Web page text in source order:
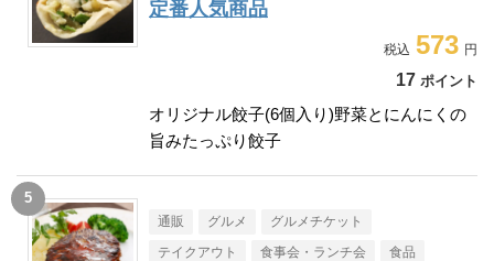
定番人気商品
573
17 ポイント
オリジナル餃子(6個入り)野菜とにんにくの
旨みたっぷり餃子
通販 グルメ グルメチケット
テイクアウト 食事会・ランチ会 食品